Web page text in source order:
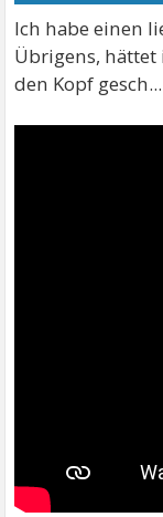
Ich habe einen
Übrigens,
den Kopf